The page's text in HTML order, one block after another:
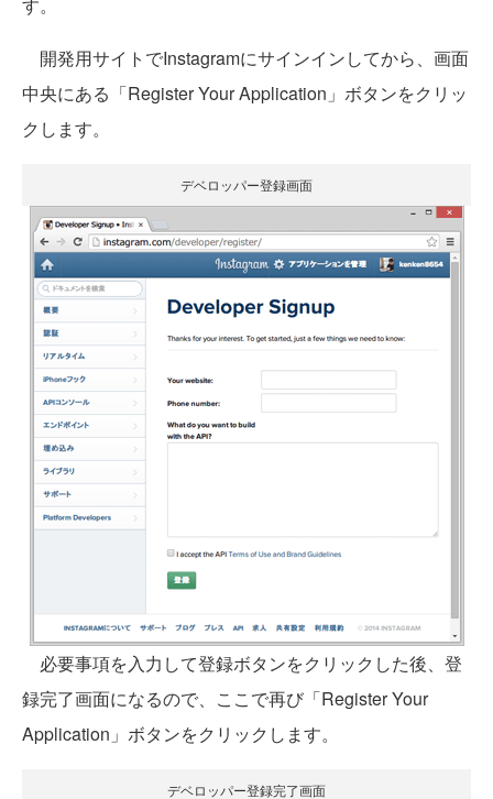
開発用サイトでInstagramにサインインしてから、画面
中央にある「Register Your Application」ボタンをクリッ
クします。
デベロッパー登録画面
必要事項を入力して登録ボタンをクリックした後、登
録完了画面になるので、ここで再び「Register Your
Application」ボタンをクリックします。
デベロッパー登録完了画面